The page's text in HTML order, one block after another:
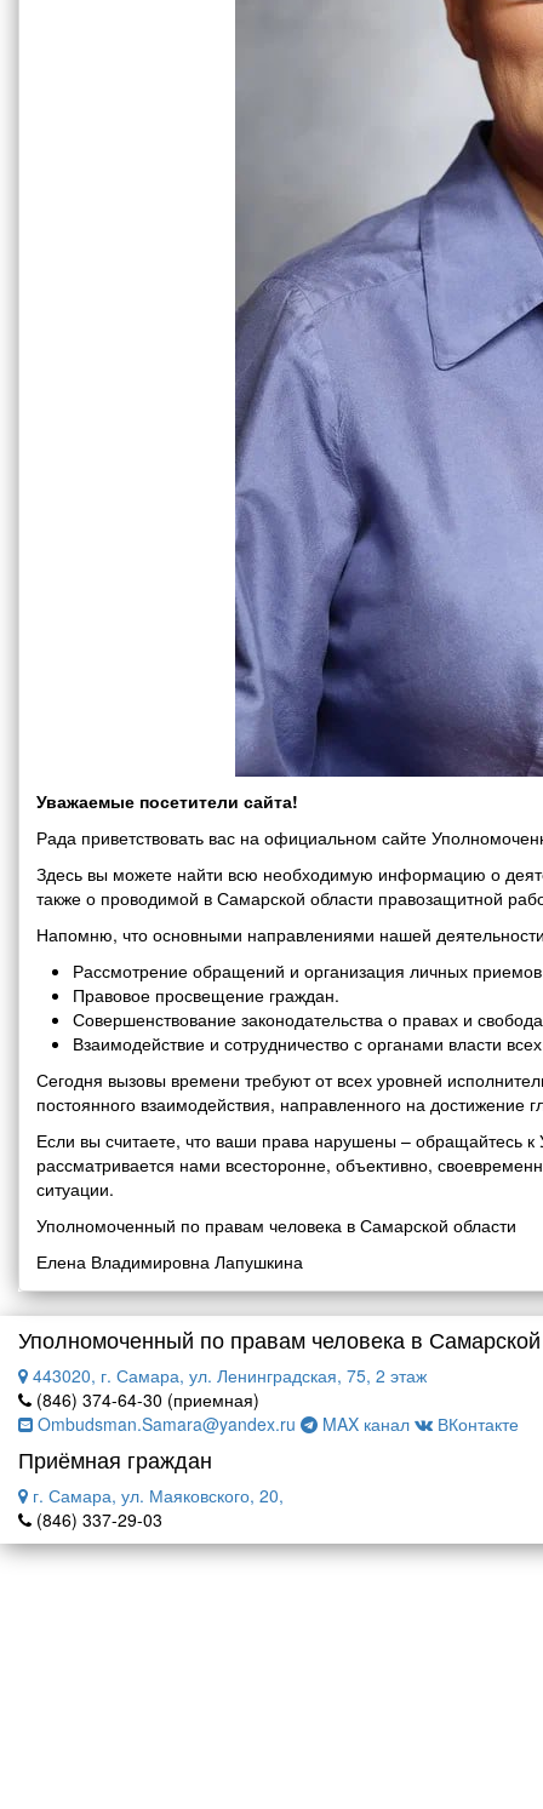
Уважаемые посетители сайта!
Рада приветствовать вас на официальном сайте
Здесь вы можете найти всю необходимую информацию о
также о проводимой в Самарской области правозащитной
Напомню, что основными направлениями нашей
Рассмотрение обращений и организация личных
Правовое просвещение граждан.
Совершенствование законодательства о правах и
Взаимодействие и сотрудничество с органами власти
Сегодня вызовы времени требуют от всех уровней
постоянного взаимодействия, направленного на
Если вы считаете, что ваши права нарушены – обращайтесь
рассматривается нами всесторонне, объективно,
ситуации.
Уполномоченный по правам человека в Самарской области
Елена Владимировна Лапушкина
Уполномоченный по правам человека в
443020, г. Самара, ул. Ленинградская, 75, 2 этаж
(846) 374-64-30 (приемная)
Ombudsman.Samara@yandex.ru
MAX канал ВКонтакте
Приёмная граждан
г. Самара, ул. Маяковского, 20,
(846) 337-29-03